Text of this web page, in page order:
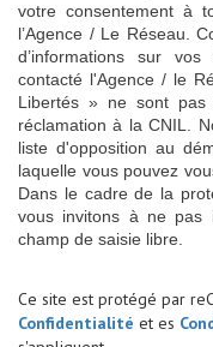
votre consentement à
l’Agence / Le Réseau.
d’informations sur
contacté l'Agence / le
Libertés » ne sont pas
réclamation à la CNIL.
liste d'opposition au
laquelle vous pouvez
Dans le cadre de la
vous invitons à ne pas
champ de saisie libre.
Ce site est protégé par
Confidentialité et es